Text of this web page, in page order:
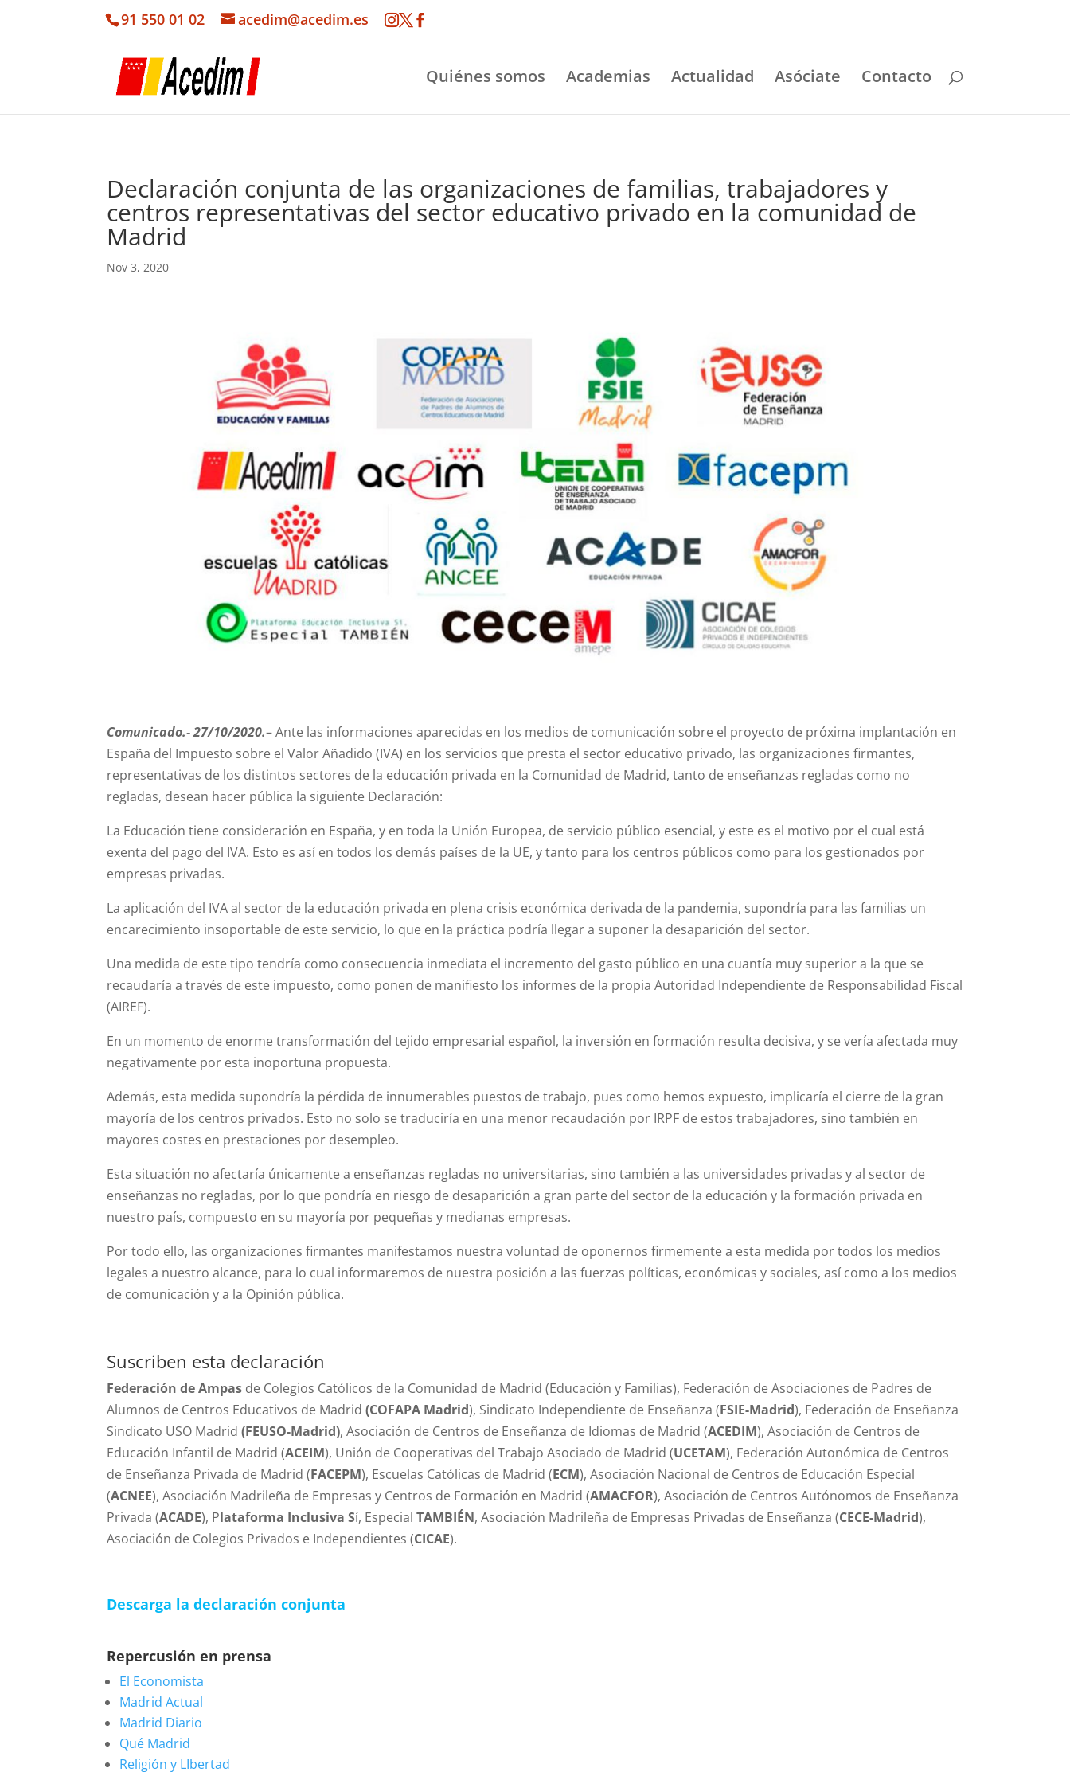
91 550 01 02 acedim@acedim.es
Quiénes somos Academias Actualidad Asóciate Contacto
Declaración conjunta de las organizaciones de familias, trabajadores y
centros representativas del sector educativo privado en la comunidad de
Madrid
Nov 3, 2020
Comunicado.- 27/10/2020.– Ante las informaciones aparecidas en los medios de comunicación sobre el proyecto de próxima implantación en
España del Impuesto sobre el Valor Añadido (IVA) en los servicios que presta el sector educativo privado, las organizaciones firmantes,
representativas de los distintos sectores de la educación privada en la Comunidad de Madrid, tanto de enseñanzas regladas como no
regladas, desean hacer pública la siguiente Declaración:
La Educación tiene consideración en España, y en toda la Unión Europea, de servicio público esencial, y este es el motivo por el cual está
exenta del pago del IVA. Esto es así en todos los demás países de la UE, y tanto para los centros públicos como para los gestionados por
empresas privadas.
La aplicación del IVA al sector de la educación privada en plena crisis económica derivada de la pandemia, supondría para las familias un
encarecimiento insoportable de este servicio, lo que en la práctica podría llegar a suponer la desaparición del sector.
Una medida de este tipo tendría como consecuencia inmediata el incremento del gasto público en una cuantía muy superior a la que se
recaudaría a través de este impuesto, como ponen de manifiesto los informes de la propia Autoridad Independiente de Responsabilidad Fiscal
(AIREF).
En un momento de enorme transformación del tejido empresarial español, la inversión en formación resulta decisiva, y se vería afectada muy
negativamente por esta inoportuna propuesta.
Además, esta medida supondría la pérdida de innumerables puestos de trabajo, pues como hemos expuesto, implicaría el cierre de la gran
mayoría de los centros privados. Esto no solo se traduciría en una menor recaudación por IRPF de estos trabajadores, sino también en
mayores costes en prestaciones por desempleo.
Esta situación no afectaría únicamente a enseñanzas regladas no universitarias, sino también a las universidades privadas y al sector de
enseñanzas no regladas, por lo que pondría en riesgo de desaparición a gran parte del sector de la educación y la formación privada en
nuestro país, compuesto en su mayoría por pequeñas y medianas empresas.
Por todo ello, las organizaciones firmantes manifestamos nuestra voluntad de oponernos firmemente a esta medida por todos los medios
legales a nuestro alcance, para lo cual informaremos de nuestra posición a las fuerzas políticas, económicas y sociales, así como a los medios
de comunicación y a la Opinión pública.
Suscriben esta declaración
Federación de Ampas de Colegios Católicos de la Comunidad de Madrid (Educación y Familias), Federación de Asociaciones de Padres de
Alumnos de Centros Educativos de Madrid(COFAPA Madrid), Sindicato Independiente de Enseñanza (FSIE-Madrid), Federación de Enseñanza
Sindicato USO Madrid(FEUSO-Madrid), Asociación de Centros de Enseñanza de Idiomas de Madrid (ACEDIM), Asociación de Centros de
Educación Infantil de Madrid (ACEIM), Unión de Cooperativas del Trabajo Asociado de Madrid (UCETAM), Federación Autonómica de Centros
de Enseñanza Privada de Madrid (FACEPM), Escuelas Católicas de Madrid (ECM), Asociación Nacional de Centros de Educación Especial
(ACNEE), Asociación Madrileña de Empresas y Centros de Formación en Madrid (AMACFOR), Asociación de Centros Autónomos de Enseñanza
Privada (ACADE), Plataforma Inclusiva Sí, EspecialTAMBIÉN, Asociación Madrileña de Empresas Privadas de Enseñanza (CECE-Madrid),
Asociación de Colegios Privados e Independientes (CICAE).
Descarga la declaración conjunta
Repercusión en prensa
El Economista
Madrid Actual
Madrid Diario
Qué Madrid
Religión y LIbertad